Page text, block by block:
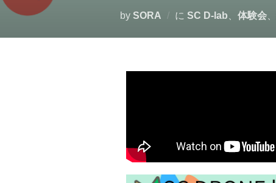
by SORA に SC D-lab 体験会